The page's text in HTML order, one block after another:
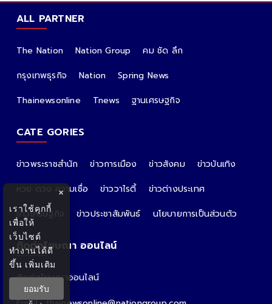
ALL PARTNER
The Nation Nation Group
คม ชัด ลึก
กรุงเทพธุรกิจ
Nation
Spring News
Thainewsonline
Tnews ฐานเศรษฐกิจ
CATE GORIES
ข่าวพระราชสำนัก ข่าวการเมือง ข่าวสังคม
ข่าวบันเทิง
หวย ดวง ความเชื่อ
ข่าววาไรตี้
ข่าวต่างประเทศ
ข่าวเศรษฐกิจ
ข่าวประชาสัมพันธ์ นโยบายการเป็นส่วนตัว
ติดต่อโฆษณา ออนไลน์
ติดต่อโฆษณาออนไลน์
คุณอ้อ
×
เราใช้คุกกี้
เพื่อให้
เว็บไซต์
ทำงานได้ดี
ขึ้น เพิ่มเติม
ยอมรับ